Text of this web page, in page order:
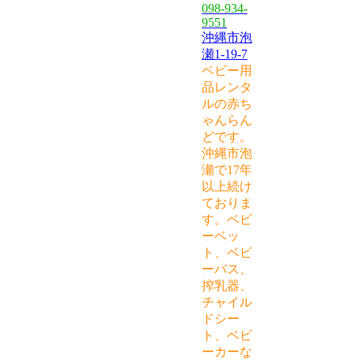
098-934-
9551
沖縄市泡
瀬1-19-7
ベビー用
品レンタ
ルの赤ち
ゃんらん
どです。
沖縄市泡
瀬で17年
以上続け
ておりま
す。ベビ
ーベッ
ト、ベビ
ーバス、
搾乳器、
チャイル
ドシー
ト、ベビ
ーカーな